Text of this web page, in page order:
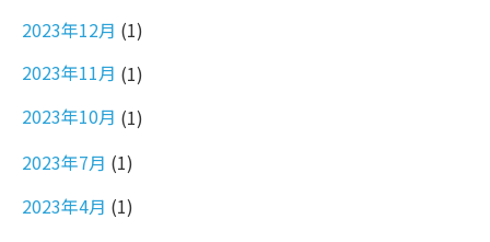
2023年12月 (1)
2023年11月 (1)
2023年10月 (1)
2023年7月 (1)
2023年4月 (1)